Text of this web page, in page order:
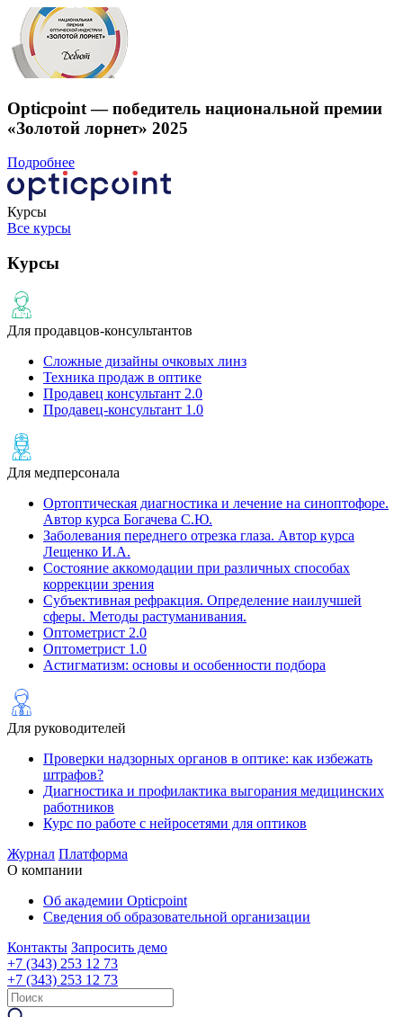
Opticpoint — победитель национальной премии
«Золотой лорнет» 2025
Подробнее
Курсы
Все курсы
Курсы
Для продавцов-консультантов
Сложные дизайны очковых линз
Техника продаж в оптике
Продавец консультант 2.0
Продавец-консультант 1.0
Для медперсонала
Ортоптическая диагностика и лечение на cиноптофоре.
Автор курса Богачева С.Ю.
Заболевания переднего отрезка глаза. Автор курса
Лещенко И.А.
Состояние аккомодации при различных способах
коррекции зрения
Субъективная рефракция. Определение наилучшей
сферы. Методы растуманивания.
Оптометрист 2.0
Оптометрист 1.0
Астигматизм: основы и особенности подбора
Для руководителей
Проверки надзорных органов в оптике: как избежать
штрафов?
Диагностика и профилактика выгорания медицинских
работников
Курс по работе с нейросетями для оптиков
Журнал Платформа
О компании
Об академии Opticpoint
Сведения об образовательной организации
Контакты Запросить демо
+7 (343) 253 12 73
+7 (343) 253 12 73